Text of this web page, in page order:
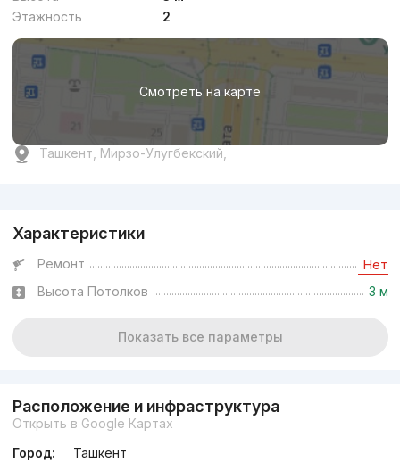
Этажность
2
Смотреть на карте
Ташкент, Мирзо-Улугбекский,
Характеристики
Ремонт Нет
Высота Потолков 3 м
Показать все параметры
Расположение и инфраструктура
Открыть в Google Картах
Город:
Ташкент